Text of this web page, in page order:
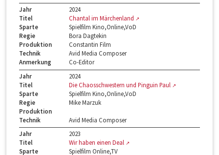
Jahr
2024
Titel
Chantal im Märchenland
Sparte
Spielfilm Kino,Online,VoD
Regie
Bora Dagtekin
Produktion
Constantin Film
Technik
Avid Media Composer
Anmerkung
Co-Editor
Jahr
2024
Titel
Die Chaosschwestern und Pinguin Paul
Sparte
Spielfilm Kino,Online,VoD
Regie
Mike Marzuk
Produktion
Technik
Avid Media Composer
Jahr
2023
Titel
Wir haben einen Deal
Sparte
Spielfilm Online,TV